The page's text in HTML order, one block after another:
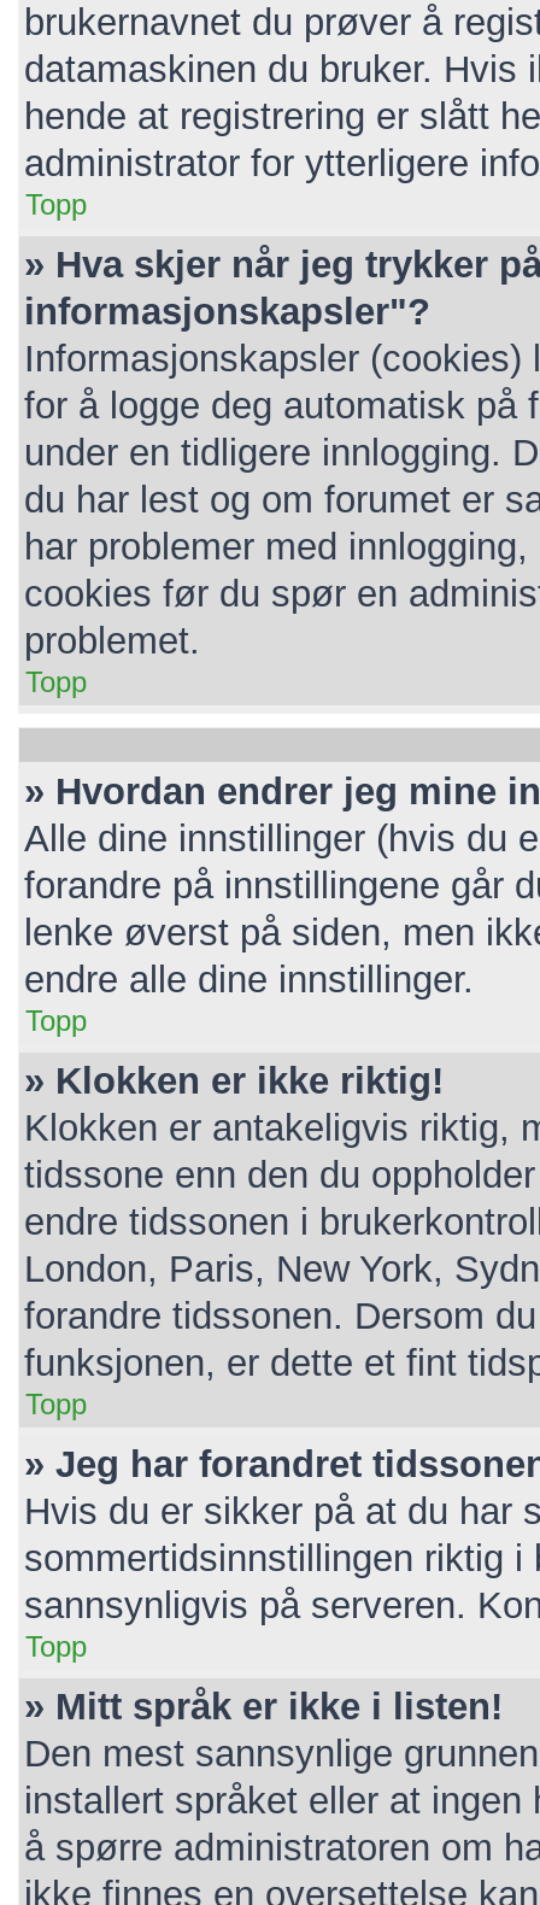
brukernavnet du prøver å
datamaskinen du bruker.
hende at registrering er slått
administrator for ytterligere
Topp
» Hva skjer når jeg trykker
informasjonskapsler"?
Informasjonskapsler
for å logge deg automatisk på
under en tidligere innlogging.
du har lest og om forumet er
har problemer med
cookies før du spør en
problemet.
Topp
» Hvordan endrer jeg mine
Alle dine innstillinger (hvis du
forandre på innstillingene går
lenke øverst på siden, men
endre alle dine innstillinger.
Topp
» Klokken er ikke riktig!
Klokken er antakeligvis riktig,
tidssone enn den du
endre tidssonen i
London, Paris, New York,
forandre tidssonen. Dersom
funksjonen, er dette et fint
Topp
» Jeg har forandret
Hvis du er sikker på at du har
sommertidsinnstillingen riktig
sannsynligvis på serveren.
Topp
» Mitt språk er ikke i listen!
Den mest sannsynlige
installert språket eller at
å spørre administratoren om
ikke finnes en oversettelse